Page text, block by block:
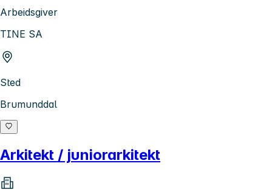
Arbeidsgiver
TINE SA
Sted
Brumunddal
Arkitekt / juniorarkitekt